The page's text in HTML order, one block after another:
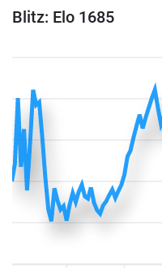
Blitz: Elo 1685